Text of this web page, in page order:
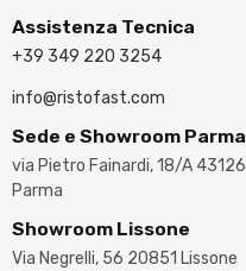
Assistenza Tecnica
+39 349 220 3254
info@ristofast.com
Sede e Showroom Parma
via Pietro Fainardi, 18/A 43126
Parma
Showroom Lissone
Via Negrelli, 56 20851 Lissone